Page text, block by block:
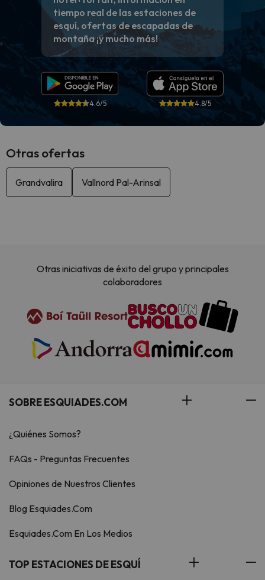
tiempo real de las estaciones de
esquí, ofertas de escapadas de
montaña ¡y mucho más!
4.6/5 4.8/5
Otras ofertas
Grandvalira Vallnord Pal-Arinsal
Otras iniciativas de éxito del grupo y principales
colaboradores
SOBRE ESQUIADES.COM
¿Quiénes Somos?
FAQs - Preguntas Frecuentes
Opiniones de Nuestros Clientes
Blog Esquiades.Com
Esquiades.Com En Los Medios
TOP ESTACIONES DE ESQUÍ